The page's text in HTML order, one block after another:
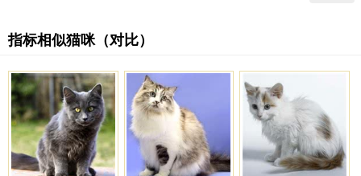
指标相似猫咪（对比）